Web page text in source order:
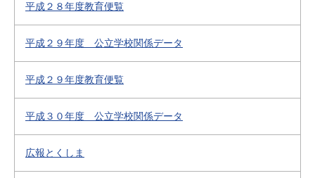
平成２８年度教育便覧
平成２９年度 公立学校関係データ
平成２９年度教育便覧
平成３０年度 公立学校関係データ
広報とくしま